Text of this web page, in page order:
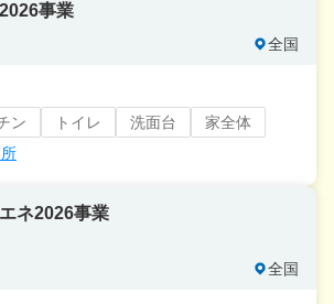
事業
全国
ン トイレ 洗面台
家全体
ネ2026事業
全国